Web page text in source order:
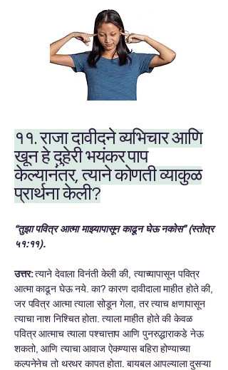
११. राजा दावीदने व्यभिचार आणि
खून हे दुहेरी भयंकर पाप
केल्यानंतर, त्याने कोणती व्याकुळ
प्रार्थना केली?
“तुझा पवित्र आत्मा माझ्यापासून काढून घेऊ नकोस” (स्तोत्र
५१:११).
उत्तर:त्याने देवाला विनंती केली की, त्याच्यापासून पवित्र
आत्मा काढून घेऊ नये. का? कारण दावीदाला माहीत होते की,
जर पवित्र आत्मा त्याला सोडून गेला, तर त्याच क्षणापासून
त्याचा नाश निश्चित होता. त्याला माहीत होते की केवळ
पवित्र आत्माच त्याला पश्चात्ताप आणि पुनरुद्धाराकडे नेऊ
शकतो, आणि त्याचा आवाज ऐकण्यास बहिरा होण्याच्या
कल्पनेनेच तो थरथर कापत होता. बायबल आपल्याला दुसऱ्या